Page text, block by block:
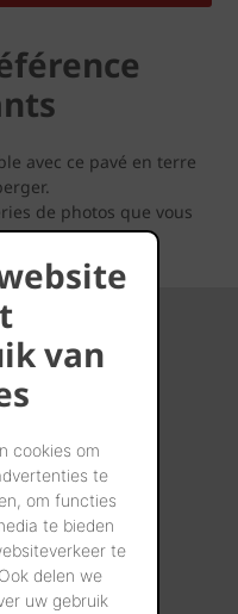
van
cookies om
te
om functies
te bieden
te
delen we
uw gebruik
avec ce pavé en terre
de photos que vous
dessous.